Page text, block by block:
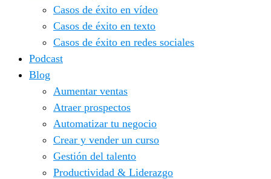
Casos de éxito en vídeo
Casos de éxito en texto
Casos de éxito en redes sociales
Podcast
Blog
Aumentar ventas
Atraer prospectos
Automatizar tu negocio
Crear y vender un curso
Gestión del talento
Productividad & Liderazgo